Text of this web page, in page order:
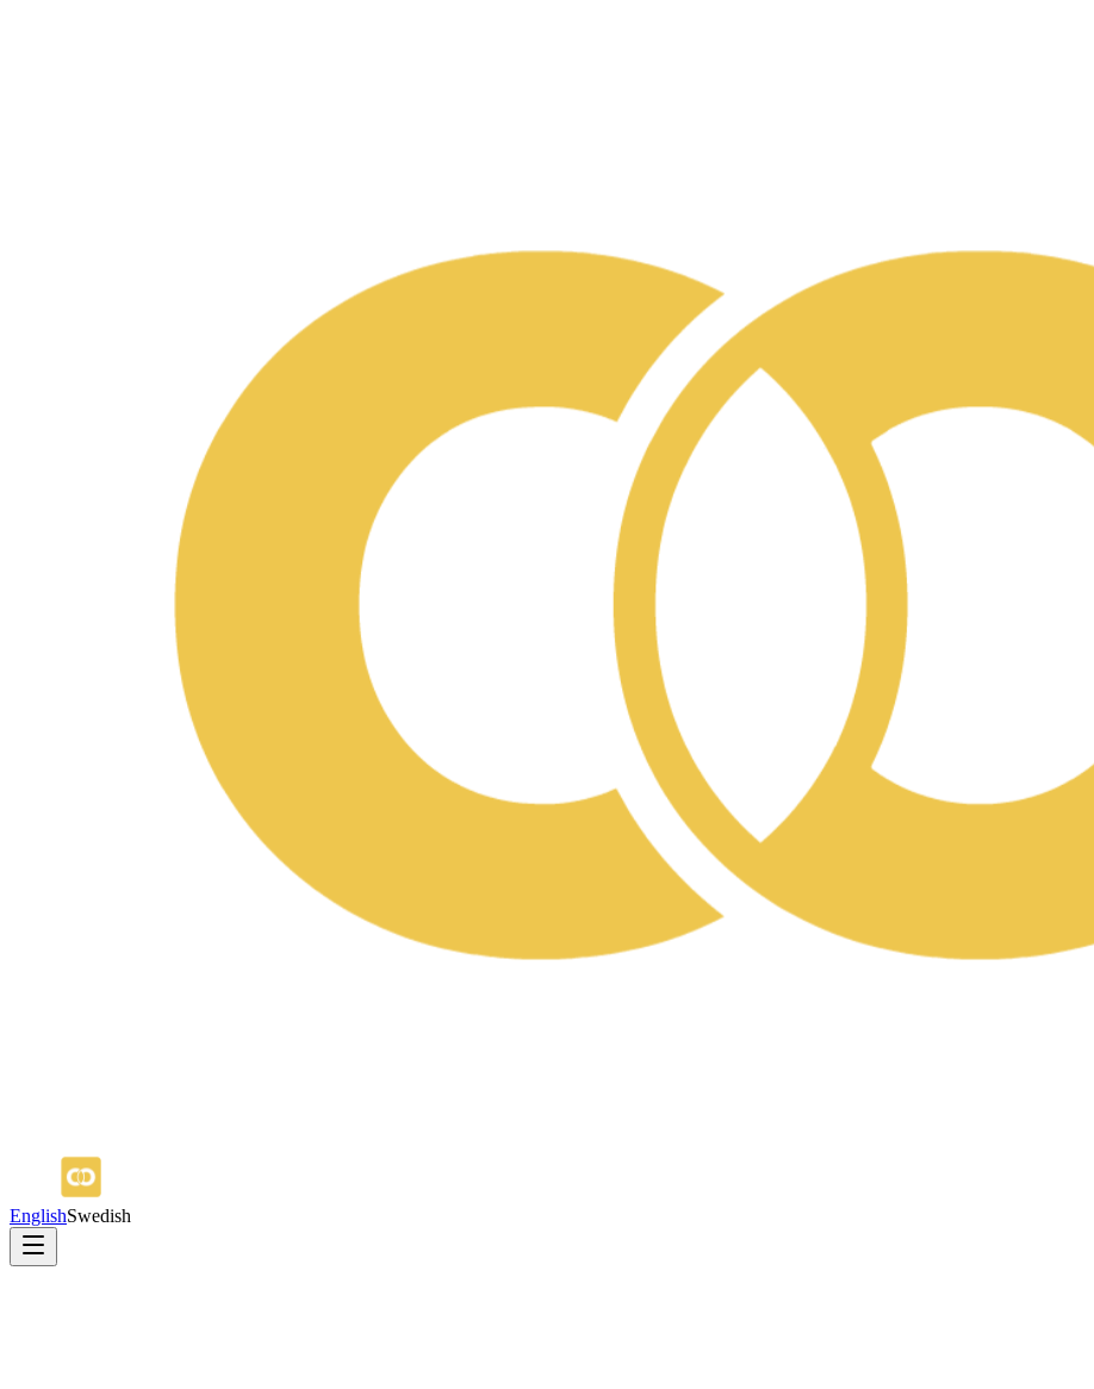
EnglishSwedish